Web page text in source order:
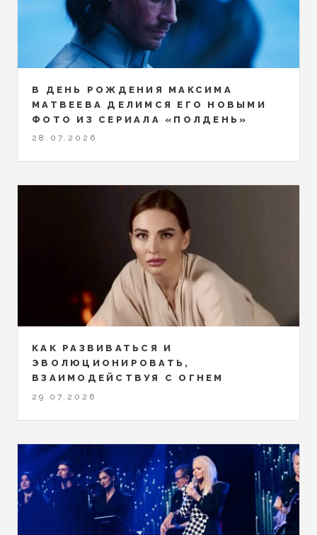
В ДЕНЬ РОЖДЕНИЯ МАКСИМА
МАТВЕЕВА ДЕЛИМСЯ ЕГО НОВЫМИ
ФОТО ИЗ СЕРИАЛА «ПОЛДЕНЬ»
28.07.2026
КАК РАЗВИВАТЬСЯ И
ЭВОЛЮЦИОНИРОВАТЬ,
ВЗАИМОДЕЙСТВУЯ С ОГНЕМ
29.07.2026